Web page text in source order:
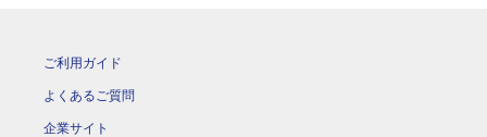
ご利用ガイド
よくあるご質問
企業サイト